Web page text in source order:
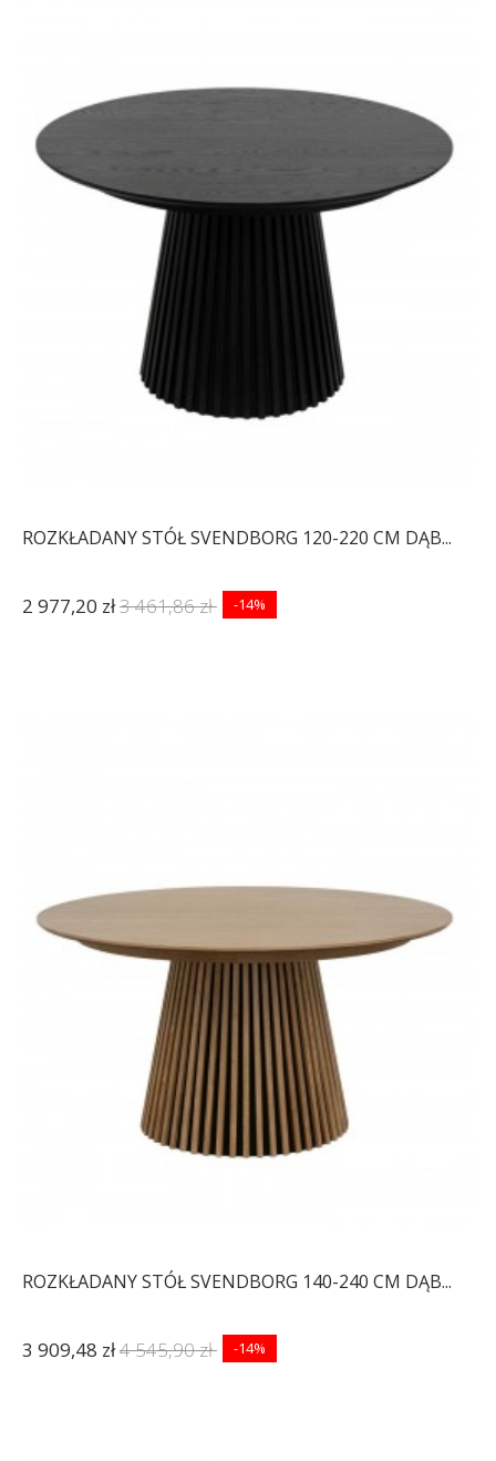
ROZKŁADANY STÓŁ SVENDBORG 120-220 CM DĄB...
2 977,20 zł3 461,86 zł -14%
ROZKŁADANY STÓŁ SVENDBORG 140-240 CM DĄB...
3 909,48 zł4 545,90 zł -14%